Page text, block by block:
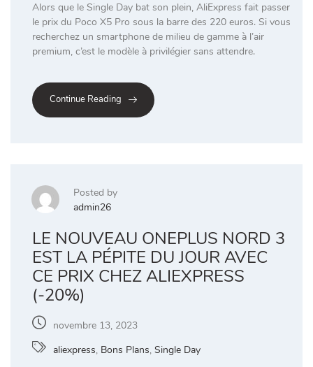
Alors que le Single Day bat son plein, AliExpress fait passer
le prix du Poco X5 Pro sous la barre des 220 euros. Si vous
recherchez un smartphone de milieu de gamme à l’air
premium, c’est le modèle à privilégier sans attendre.
Continue Reading
Posted by
admin26
LE NOUVEAU ONEPLUS NORD 3
EST LA PÉPITE DU JOUR AVEC
CE PRIX CHEZ ALIEXPRESS
(-20%)
novembre 13, 2023
aliexpress, Bons Plans, Single Day